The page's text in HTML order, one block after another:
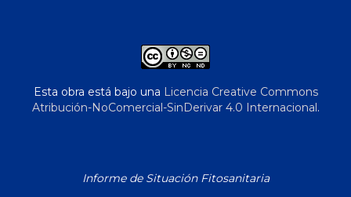
Esta obra está bajo una Licencia Creative Commons
Atribución-NoComercial-SinDerivar 4.0 Internacional .
Informe de Situación Fitosanitaria